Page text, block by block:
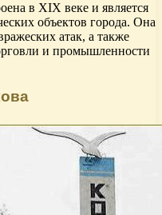
в XIX веке и является
объектов города. Она
атак, а также
и промышленности